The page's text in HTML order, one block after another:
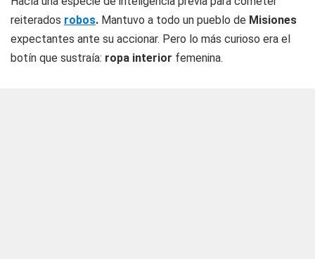
reiterados robos. Mantuvo a todo un pueblo de Misiones
expectantes ante su accionar. Pero lo más curioso era el
botín que sustraía: ropa interior femenina.